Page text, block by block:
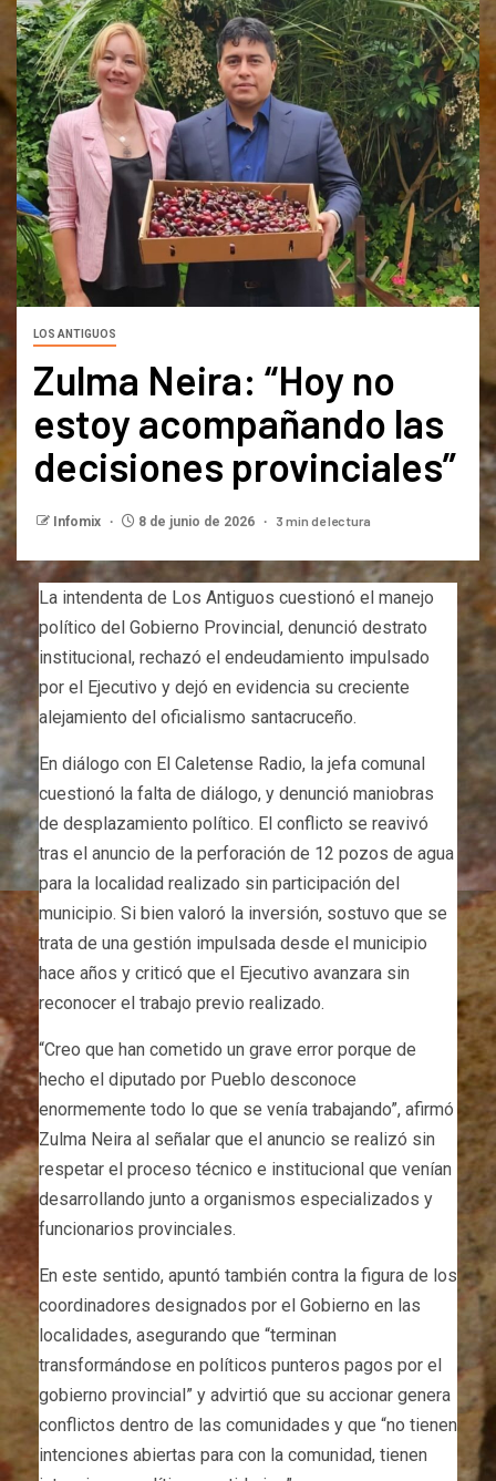
LOS ANTIGUOS
Zulma Neira: “Hoy no
estoy acompañando las
decisiones provinciales”
Infomix 8 de junio de 2026 3 min de lectura
La intendenta de Los Antiguos cuestionó el manejo
político del Gobierno Provincial, denunció destrato
institucional, rechazó el endeudamiento impulsado
por el Ejecutivo y dejó en evidencia su creciente
alejamiento del oficialismo santacruceño.
En diálogo con El Caletense Radio, la jefa comunal
cuestionó la falta de diálogo, y denunció maniobras
de desplazamiento político. El conflicto se reavivó
tras el anuncio de la perforación de 12 pozos de agua
para la localidad realizado sin participación del
municipio. Si bien valoró la inversión, sostuvo que se
trata de una gestión impulsada desde el municipio
hace años y criticó que el Ejecutivo avanzara sin
reconocer el trabajo previo realizado.
“Creo que han cometido un grave error porque de
hecho el diputado por Pueblo desconoce
enormemente todo lo que se venía trabajando”, afirmó
Zulma Neira al señalar que el anuncio se realizó sin
respetar el proceso técnico e institucional que venían
desarrollando junto a organismos especializados y
funcionarios provinciales.
En este sentido, apuntó también contra la figura de los
coordinadores designados por el Gobierno en las
localidades, asegurando que “terminan
transformándose en políticos punteros pagos por el
gobierno provincial” y advirtió que su accionar genera
conflictos dentro de las comunidades y que “no tienen
intenciones abiertas para con la comunidad, tienen